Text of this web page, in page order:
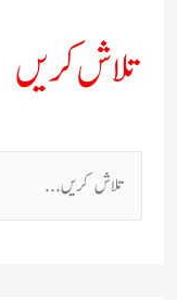
تلاش کریں
ل